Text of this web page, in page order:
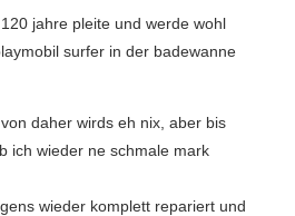
jahre pleite und werde wohl
surfer in der badewanne
daher wirds eh nix, aber bis
ich wieder ne schmale mark
wieder komplett repariert und